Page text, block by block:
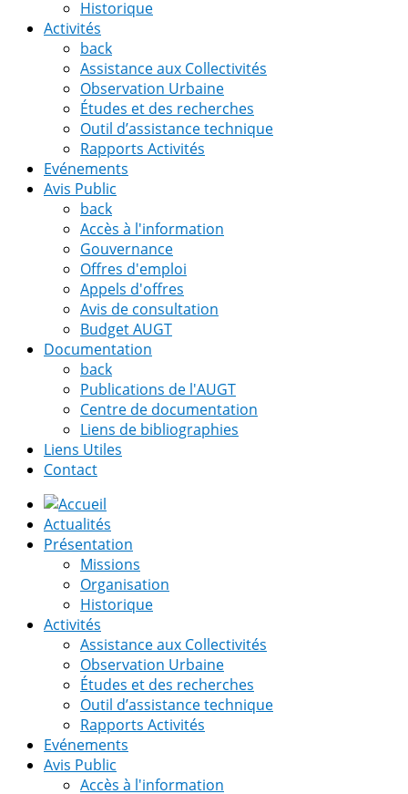
Historique
Activités
back
Assistance aux Collectivités
Observation Urbaine
Études et des recherches
Outil d’assistance technique
Rapports Activités
Evénements
Avis Public
back
Accès à l'information
Gouvernance
Offres d'emploi
Appels d'offres
Avis de consultation
Budget AUGT
Documentation
back
Publications de l'AUGT
Centre de documentation
Liens de bibliographies
Liens Utiles
Contact
Actualités
Présentation
Missions
Organisation
Historique
Activités
Assistance aux Collectivités
Observation Urbaine
Études et des recherches
Outil d’assistance technique
Rapports Activités
Evénements
Avis Public
Accès à l'information